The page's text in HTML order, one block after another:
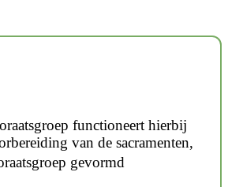
functioneert hierbij
van de sacramenten,
gevormd